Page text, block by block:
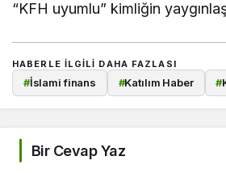
“KFH uyumlu” kimliğin
HABERLE ILGILI DAHA FAZLASI
#İslami finans #Katılım Haber #
Bir Cevap Yaz